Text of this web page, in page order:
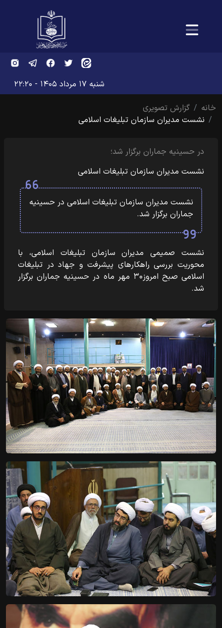
شنبه ۱۷ مرداد ۱۴۰۵ - ۲۲:۲۰
خانه
گزارش تصویری
نشست مدیران سازمان تبلیغات اسلامی
در حسینیه جماران برگزار شد؛
نشست مدیران سازمان تبلیغات اسلامی
نشست مدیران سازمان تبلیغات اسلامی در حسینیه
جماران برگزار شد.
نشست صمیمی مدیران سازمان تبلیغات اسلامی، با
محوریت بررسی راهکارهای پیشرفت و جهاد در تبلیغات
اسلامی صبح امروز۳۰ مهر ماه در حسینیه جماران برگزار
شد.